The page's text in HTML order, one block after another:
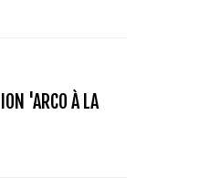
'ARCO À LA